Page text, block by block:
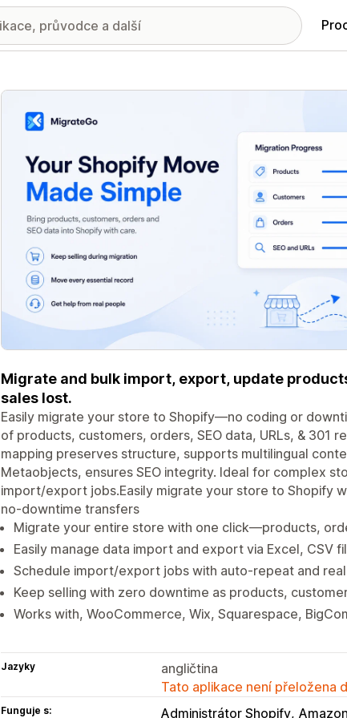
Galerie propagovaných obrázků
Migrate and bulk import, export, update
sales lost.
Easily migrate your store to Shopify—no coding or
of products, customers, orders, SEO data, URLs, & 301
mapping preserves structure, supports multilingual
Metaobjects, ensures SEO integrity. Ideal for complex
import/export jobs.Easily migrate your store to Shopify
no-downtime transfers
Migrate your entire store with one click—products,
Easily manage data import and export via Excel, CSV
Schedule import/export jobs with auto-repeat and
Keep selling with zero downtime as products,
Works with, WooCommerce, Wix, Squarespace,
Jazyky
angličtina
Tato aplikace není přeložena
Funguje s: Administrátor Shopify